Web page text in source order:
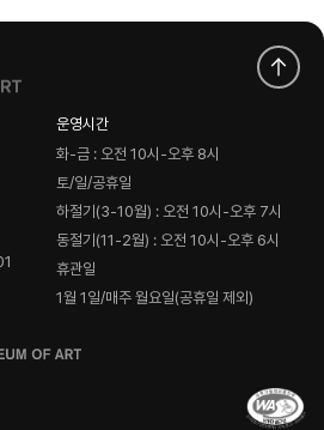
운영시간
화-금 : 오전 10시-오후 8시
토/일/공휴일
하절기(3-10월) : 오전 10시-오후 7시
동절기(11-2월) : 오전 10시-오후 6시
휴관일
1월 1일/매주 월요일(공휴일 제외)